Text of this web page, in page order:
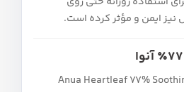
ایمن و مؤثر کرده است.
Anua Heartleaf 77%